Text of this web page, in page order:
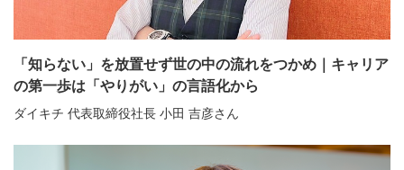
「知らない」を放置せず世の中の流れをつかめ｜キャリア
の第一歩は「やりがい」の言語化から
ダイキチ 代表取締役社長 小田 吉彦さん